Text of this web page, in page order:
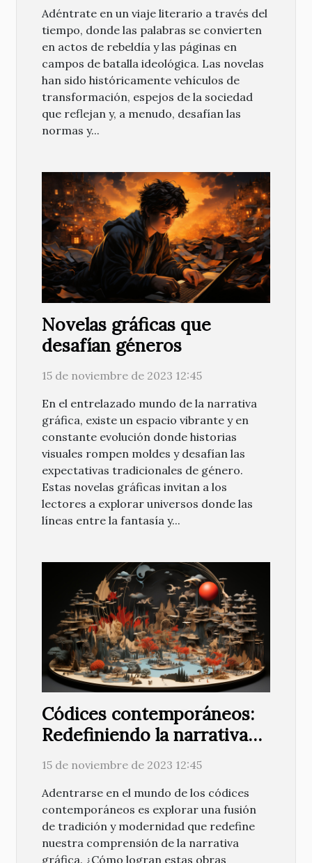
Adéntrate en un viaje literario a través del
tiempo, donde las palabras se convierten
en actos de rebeldía y las páginas en
campos de batalla ideológica. Las novelas
han sido históricamente vehículos de
transformación, espejos de la sociedad
que reflejan y, a menudo, desafían las
normas y...
Novelas gráficas que
desafían géneros
15 de noviembre de 2023 12:45
En el entrelazado mundo de la narrativa
gráfica, existe un espacio vibrante y en
constante evolución donde historias
visuales rompen moldes y desafían las
expectativas tradicionales de género.
Estas novelas gráficas invitan a los
lectores a explorar universos donde las
líneas entre la fantasía y...
Códices contemporáneos:
Redefiniendo la narrativa
gráfica
15 de noviembre de 2023 12:45
Adentrarse en el mundo de los códices
contemporáneos es explorar una fusión
de tradición y modernidad que redefine
nuestra comprensión de la narrativa
gráfica. ¿Cómo logran estas obras